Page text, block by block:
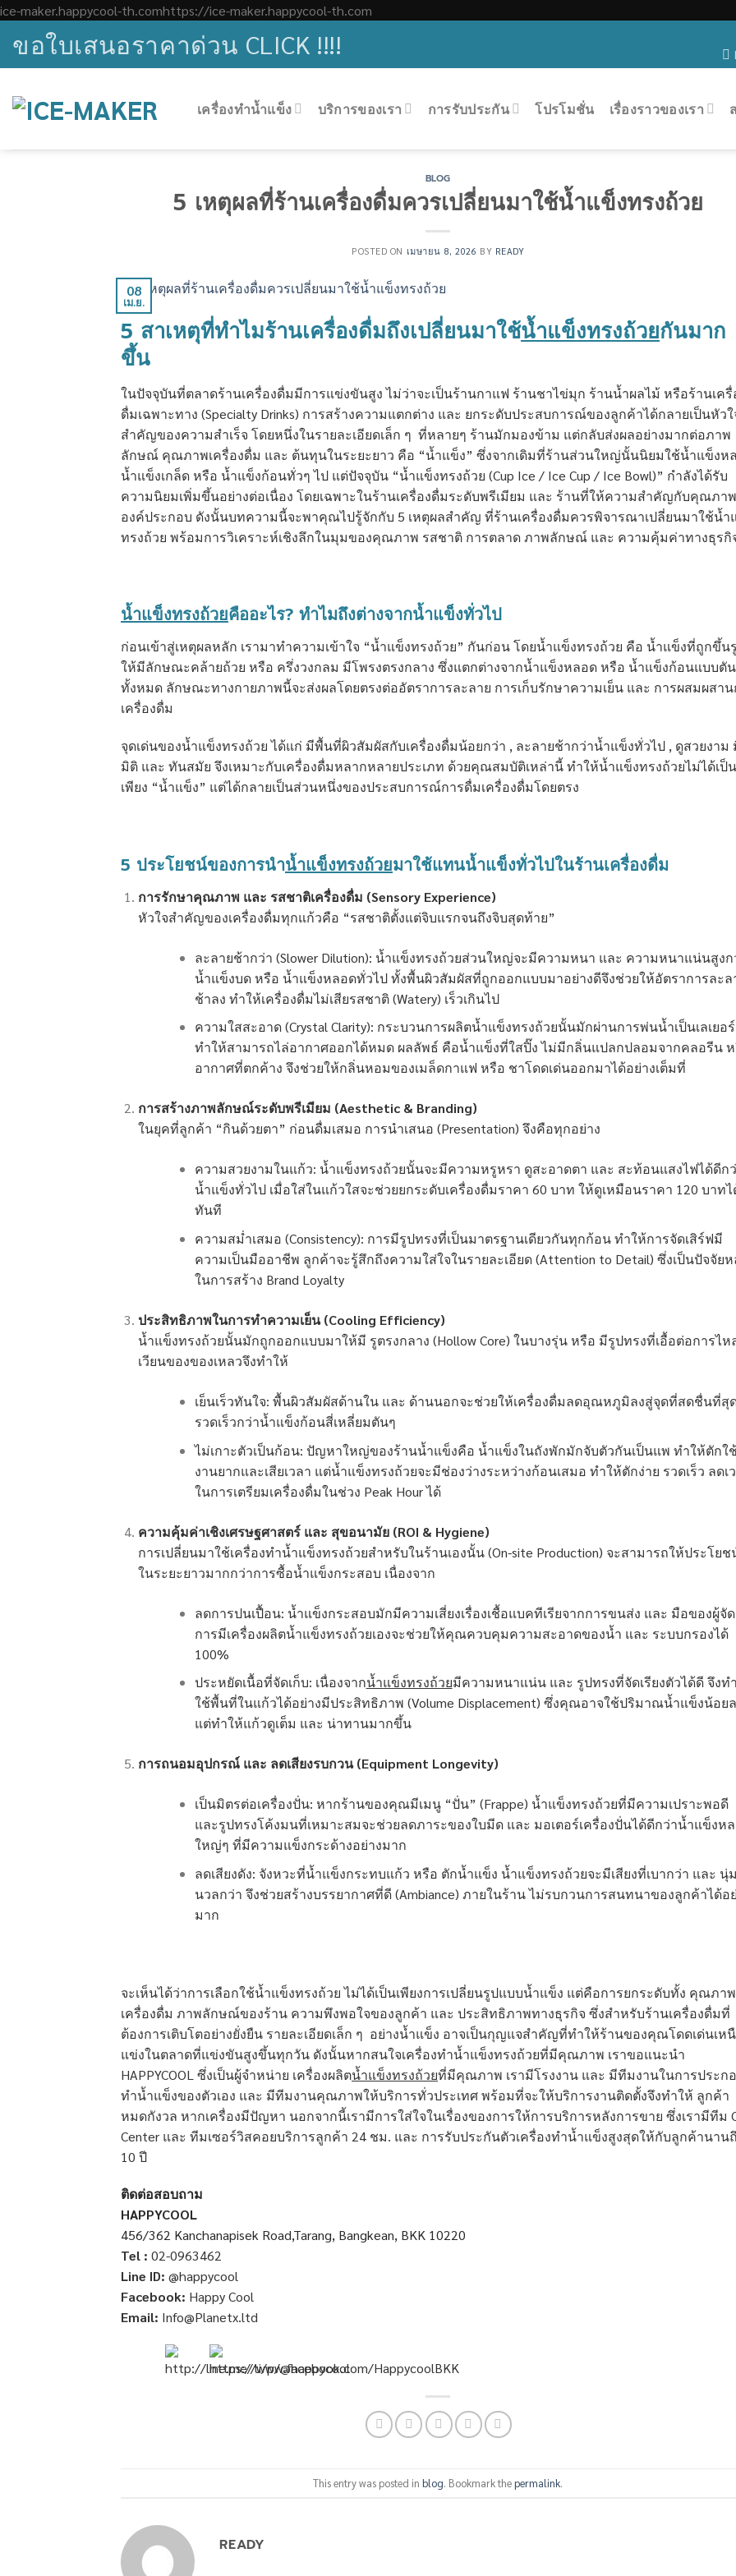
ice-maker.happycool-th.comhttps://ice-maker.happycool-th.com
ขอใบเสนอราคาด่วน CLICK !!!!
เครื่องทำน้ำแข็ง บริการของเรา การรับประกัน โปรโมชั่น เรื่องราวของเรา
BLOG
5 เหตุผลที่ร้านเครื่องดื่มควรเปลี่ยนมาใช้น้ำแข็งทรงถ้วย
POSTED ON เมษายน 8, 2026 BY READY
08
เม.ย.
5 สาเหตุที่ทำไมร้านเครื่องดื่มถึงเปลี่ยนมาใช้น้ำแข็งทรงถ้วยกันมาก
ขึ้น
ในปัจจุบันที่ตลาดร้านเครื่องดื่มมีการแข่งขันสูง ไม่ว่าจะเป็นร้านกาแฟ ร้านชาไข่มุก ร้านน้ำผลไม้ หรือร้านเครื่
ดื่มเฉพาะทาง (Specialty Drinks) การสร้างความแตกต่าง และ ยกระดับประสบการณ์ของลูกค้าได้กลายเป็นหัวใ
สำคัญของความสำเร็จ โดยหนึ่งในรายละเอียดเล็ก ๆ ที่หลายๆ ร้านมักมองข้าม แต่กลับส่งผลอย่างมากต่อภาพ
ลักษณ์ คุณภาพเครื่องดื่ม และ ต้นทุนในระยะยาว คือ “น้ำแข็ง” ซึ่งจากเดิมที่ร้านส่วนใหญ่นั้นนิยมใช้น้ำแข็งห
น้ำแข็งเกล็ด หรือ น้ำแข็งก้อนทั่วๆ ไป แต่ปัจจุบัน “น้ำแข็งทรงถ้วย (Cup Ice / Ice Cup / Ice Bowl)” กำลังได้รับ
ความนิยมเพิ่มขึ้นอย่างต่อเนื่อง โดยเฉพาะในร้านเครื่องดื่มระดับพรีเมียม และ ร้านที่ให้ความสำคัญกับคุณภา
องค์ประกอบ ดังนั้นบทความนี้จะพาคุณไปรู้จักกับ 5 เหตุผลสำคัญ ที่ร้านเครื่องดื่มควรพิจารณาเปลี่ยนมาใช้น้ำ
ทรงถ้วย พร้อมการวิเคราะห์เชิงลึกในมุมของคุณภาพ รสชาติ การตลาด ภาพลักษณ์ และ ความคุ้มค่าทางธุรกิ
น้ำแข็งทรงถ้วยคืออะไร? ทำไมถึงต่างจากน้ำแข็งทั่วไป
ก่อนเข้าสู่เหตุผลหลัก เรามาทำความเข้าใจ “น้ำแข็งทรงถ้วย” กันก่อน โดยน้ำแข็งทรงถ้วย คือ น้ำแข็งที่ถูกขึ้น
ให้มีลักษณะคล้ายถ้วย หรือ ครึ่งวงกลม มีโพรงตรงกลาง ซึ่งแตกต่างจากน้ำแข็งหลอด หรือ น้ำแข็งก้อนแบบตัน
ทั้งหมด ลักษณะทางกายภาพนี้จะส่งผลโดยตรงต่ออัตราการละลาย การเก็บรักษาความเย็น และ การผสมผสา
เครื่องดื่ม
จุดเด่นของน้ำแข็งทรงถ้วย ได้แก่ มีพื้นที่ผิวสัมผัสกับเครื่องดื่มน้อยกว่า , ละลายช้ากว่าน้ำแข็งทั่วไป , ดูสวยงาม
มิติ และ ทันสมัย จึงเหมาะกับเครื่องดื่มหลากหลายประเภท ด้วยคุณสมบัติเหล่านี้ ทำให้น้ำแข็งทรงถ้วยไม่ได้เป็น
เพียง “น้ำแข็ง” แต่ได้กลายเป็นส่วนหนึ่งของประสบการณ์การดื่มเครื่องดื่มโดยตรง
5 ประโยชน์ของการนำน้ำแข็งทรงถ้วยมาใช้แทนน้ำแข็งทั่วไปในร้านเครื่องดื่ม
การรักษาคุณภาพ และ รสชาติเครื่องดื่ม (Sensory Experience)
หัวใจสำคัญของเครื่องดื่มทุกแก้วคือ “รสชาติตั้งแต่จิบแรกจนถึงจิบสุดท้าย”
ละลายช้ากว่า (Slower Dilution): น้ำแข็งทรงถ้วยส่วนใหญ่จะมีความหนา และ ความหนาแน่นสูงก
น้ำแข็งบด หรือ น้ำแข็งหลอดทั่วไป ทั้งพื้นผิวสัมผัสที่ถูกออกแบบมาอย่างดีจึงช่วยให้อัตราการละล
ช้าลง ทำให้เครื่องดื่มไม่เสียรสชาติ (Watery) เร็วเกินไป
ความใสสะอาด (Crystal Clarity): กระบวนการผลิตน้ำแข็งทรงถ้วยนั้นมักผ่านการพ่นน้ำเป็นเลเยอร์
ทำให้สามารถไล่อากาศออกได้หมด ผลลัพธ์ คือน้ำแข็งที่ใสปิ๊ง ไม่มีกลิ่นแปลกปลอมจากคลอรีน
อากาศที่ตกค้าง จึงช่วยให้กลิ่นหอมของเมล็ดกาแฟ หรือ ชาโดดเด่นออกมาได้อย่างเต็มที่
การสร้างภาพลักษณ์ระดับพรีเมียม (Aesthetic & Branding)
ในยุคที่ลูกค้า “กินด้วยตา” ก่อนดื่มเสมอ การนำเสนอ (Presentation) จึงคือทุกอย่าง
ความสวยงามในแก้ว: น้ำแข็งทรงถ้วยนั้นจะมีความหรูหรา ดูสะอาดตา และ สะท้อนแสงไฟได้ดีก
น้ำแข็งทั่วไป เมื่อใส่ในแก้วใสจะช่วยยกระดับเครื่องดื่มราคา 60 บาท ให้ดูเหมือนราคา 120 บาทไ
ทันที
ความสม่ำเสมอ (Consistency): การมีรูปทรงที่เป็นมาตรฐานเดียวกันทุกก้อน ทำให้การจัดเสิร์ฟมี
ความเป็นมืออาชีพ ลูกค้าจะรู้สึกถึงความใส่ใจในรายละเอียด (Attention to Detail) ซึ่งเป็นปัจจัย
ในการสร้าง Brand Loyalty
ประสิทธิภาพในการทำความเย็น (Cooling Efficiency)
น้ำแข็งทรงถ้วยนั้นมักถูกออกแบบมาให้มี รูตรงกลาง (Hollow Core) ในบางรุ่น หรือ มีรูปทรงที่เอื้อต่อการไห
เวียนของของเหลวจึงทำให้
เย็นเร็วทันใจ: พื้นผิวสัมผัสด้านใน และ ด้านนอกจะช่วยให้เครื่องดื่มลดอุณหภูมิลงสู่จุดที่สดชื่นที่สุ
รวดเร็วกว่าน้ำแข็งก้อนสี่เหลี่ยมตันๆ
ไม่เกาะตัวเป็นก้อน: ปัญหาใหญ่ของร้านน้ำแข็งคือ น้ำแข็งในถังพักมักจับตัวกันเป็นแพ ทำให้ตักใ
งานยากและเสียเวลา แต่น้ำแข็งทรงถ้วยจะมีช่องว่างระหว่างก้อนเสมอ ทำให้ตักง่าย รวดเร็ว ลดเ
ในการเตรียมเครื่องดื่มในช่วง Peak Hour ได้
ความคุ้มค่าเชิงเศรษฐศาสตร์ และ สุขอนามัย (ROI & Hygiene)
การเปลี่ยนมาใช้เครื่องทำน้ำแข็งทรงถ้วยสำหรับในร้านเองนั้น (On-site Production) จะสามารถให้ประโยช
ในระยะยาวมากกว่าการซื้อน้ำแข็งกระสอบ เนื่องจาก
ลดการปนเปื้อน: น้ำแข็งกระสอบมักมีความเสี่ยงเรื่องเชื้อแบคทีเรียจากการขนส่ง และ มือของผู้จั
การมีเครื่องผลิตน้ำแข็งทรงถ้วยเองจะช่วยให้คุณควบคุมความสะอาดของน้ำ และ ระบบกรองได้
100%
ประหยัดเนื้อที่จัดเก็บ: เนื่องจากน้ำแข็งทรงถ้วยมีความหนาแน่น และ รูปทรงที่จัดเรียงตัวได้ดี จึงท
ใช้พื้นที่ในแก้วได้อย่างมีประสิทธิภาพ (Volume Displacement) ซึ่งคุณอาจใช้ปริมาณน้ำแข็งน้อย
แต่ทำให้แก้วดูเต็ม และ น่าทานมากขึ้น
การถนอมอุปกรณ์ และ ลดเสียงรบกวน (Equipment Longevity)
เป็นมิตรต่อเครื่องปั่น: หากร้านของคุณมีเมนู “ปั่น” (Frappe) น้ำแข็งทรงถ้วยที่มีความเปราะพอดี
และรูปทรงโค้งมนที่เหมาะสมจะช่วยลดภาระของใบมีด และ มอเตอร์เครื่องปั่นได้ดีกว่าน้ำแข็งห
ใหญ่ๆ ที่มีความแข็งกระด้างอย่างมาก
ลดเสียงดัง: จังหวะที่น้ำแข็งกระทบแก้ว หรือ ตักน้ำแข็ง น้ำแข็งทรงถ้วยจะมีเสียงที่เบากว่า และ นุ่ม
นวลกว่า จึงช่วยสร้างบรรยากาศที่ดี (Ambiance) ภายในร้าน ไม่รบกวนการสนทนาของลูกค้าได้อ
มาก
จะเห็นได้ว่าการเลือกใช้น้ำแข็งทรงถ้วย ไม่ได้เป็นเพียงการเปลี่ยนรูปแบบน้ำแข็ง แต่คือการยกระดับทั้ง คุณภาพ
เครื่องดื่ม ภาพลักษณ์ของร้าน ความพึงพอใจของลูกค้า และ ประสิทธิภาพทางธุรกิจ ซึ่งสำหรับร้านเครื่องดื่มที่
ต้องการเติบโตอย่างยั่งยืน รายละเอียดเล็ก ๆ อย่างน้ำแข็ง อาจเป็นกุญแจสำคัญที่ทำให้ร้านของคุณโดดเด่นเห
แข่งในตลาดที่แข่งขันสูงขึ้นทุกวัน ดังนั้นหากสนใจเครื่องทำน้ำแข็งทรงถ้วยที่มีคุณภาพ เราขอแนะนำ
HAPPYCOOL ซึ่งเป็นผู้จำหน่าย เครื่องผลิตน้ำแข็งทรงถ้วยที่มีคุณภาพ เรามีโรงงาน และ มีทีมงานในการประก
ทำน้ำแข็งของตัวเอง และ มีทีมงานคุณภาพให้บริการทั่วประเทศ พร้อมที่จะให้บริการงานติดตั้งจึงทำให้ ลูกค้า
หมดกังวล หากเครื่องมีปัญหา นอกจากนี้เรามีการใส่ใจในเรื่องของการให้การบริการหลังการขาย ซึ่งเรามีทีม
Center และ ทีมเซอร์วิสคอยบริการลูกค้า 24 ชม. และ การรับประกันตัวเครื่องทำน้ำแข็งสูงสุดให้กับลูกค้านาน
10 ปี
ติดต่อสอบถาม
HAPPYCOOL
456/362 Kanchanapisek Road,Tarang, Bangkean, BKK 10220
Tel : 02-0963462
Line ID: @happycool
Facebook: Happy Cool
Email: Info@Planetx.ltd
This entry was posted inblog. Bookmark thepermalink.
READY